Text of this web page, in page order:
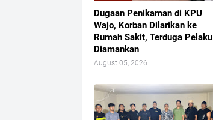
Dugaan Penikaman di KPU
Wajo, Korban Dilarikan ke
Rumah Sakit, Terduga Pelaku
Diamankan
August 05, 2026